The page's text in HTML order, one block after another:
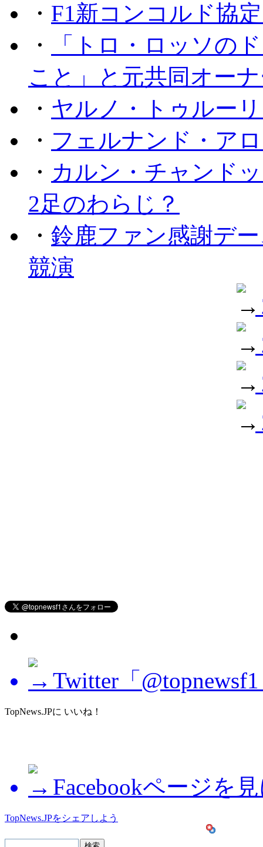
・ F1新コンコルド協
・
「トロ・ロッソの
こと」と元共同オー
・ ヤルノ・トゥルー
・ フェルナンド・ア
・ カルン・チャンド
2足のわらじ？
・ 鈴鹿ファン感謝デ
競演
Twitter「
TopNews.JPに いいね！
Facebookページを
TopNews.JPをシェアしよう